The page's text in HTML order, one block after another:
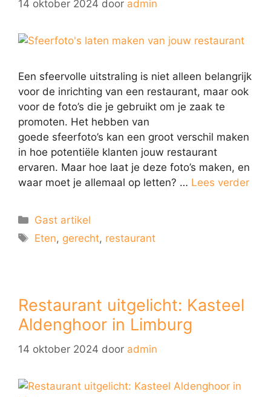
14 oktober 2024 door admin
Een sfeervolle uitstraling is niet alleen belangrijk
voor de inrichting van een restaurant, maar ook
voor de foto’s die je gebruikt om je zaak te
promoten. Het hebben van
goede sfeerfoto’s kan een groot verschil maken
in hoe potentiële klanten jouw restaurant
ervaren. Maar hoe laat je deze foto’s maken, en
waar moet je allemaal op letten? … Lees verder
Gast artikel
Eten, gerecht, restaurant
Restaurant uitgelicht: Kasteel
Aldenghoor in Limburg
14 oktober 2024 door admin